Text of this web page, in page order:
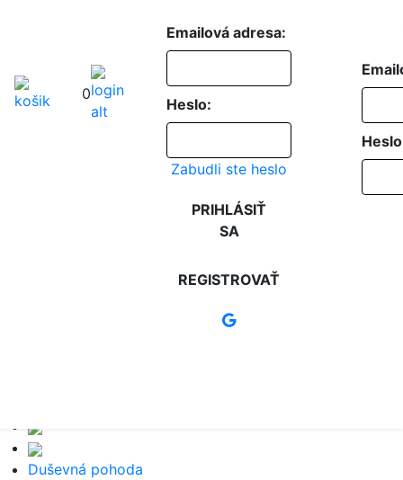
0
Emailová adresa:
Heslo:
Zabudli ste heslo
PRIHLÁSIŤ
SA
REGISTROVAŤ
Duševná pohoda